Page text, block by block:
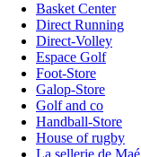
Basket Center
Direct Running
Direct-Volley
Espace Golf
Foot-Store
Galop-Store
Golf and co
Handball-Store
House of rugby